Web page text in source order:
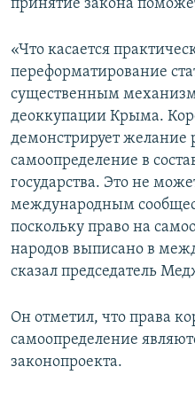
УКРАИНСКАЯ ПРОБЛЕМА
Все сайты RFE/RL
принятие закона
«Что касается
переформатирование
существенным
деоккупации Крыма.
демонстрирует желание
самоопределение в
государства. Это не
международным
поскольку право на
народов выписано в
сказал председатель
Он отметил, что права
самоопределение
законопроекта.